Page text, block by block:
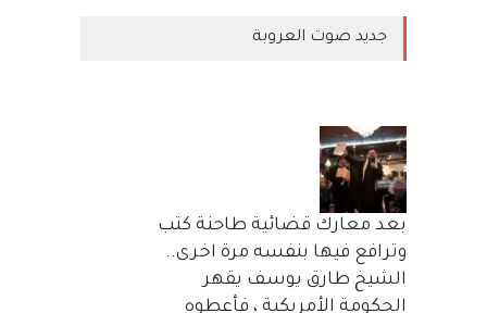
جديد صوت العروبة
بعد معارك قضائية طاحنة كتب
وترافع فيها بنفسه مرة اخرى..
الشيخ طارق يوسف يقهر
الحكومة الأمريكية ، فأعطوه